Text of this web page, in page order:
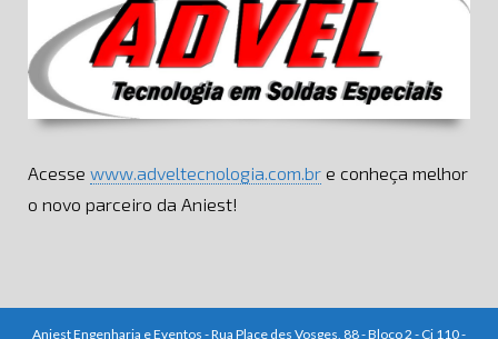
Acesse www.adveltecnologia.com.bre conheça melhor
o novo parceiro da Aniest!
Aniest Engenharia e Eventos - Rua Place des Vosges, 88 - Bloco 2 - Cj 110 -